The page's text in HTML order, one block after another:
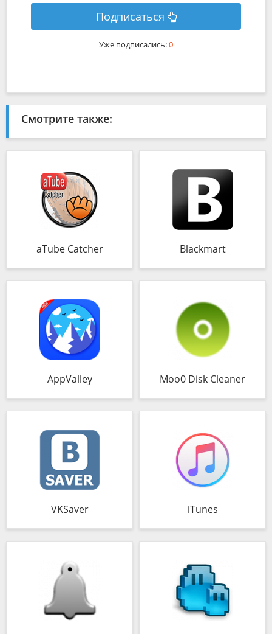
Подписаться
Уже подписались:0
Смотрите также:
aTube Catcher Blackmart
AppValley Moo0 Disk Cleaner
VKSaver iTunes